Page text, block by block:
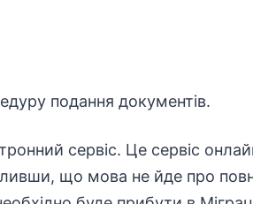
подання документів.
сервіс. Це сервіс
що мова не йде про